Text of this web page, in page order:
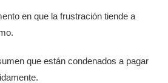
en que la frustración tiende a
que están condenados a pagar